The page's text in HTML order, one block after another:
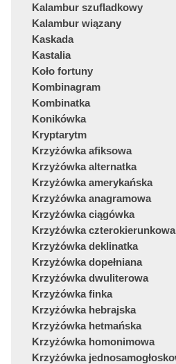
Kalambur szufladkowy
Kalambur wiązany
Kaskada
Kastalia
Koło fortuny
Kombinagram
Kombinatka
Konikówka
Kryptarytm
Krzyżówka afiksowa
Krzyżówka alternatka
Krzyżówka amerykańska
Krzyżówka anagramowa
Krzyżówka ciągówka
Krzyżówka czterokierunkowa
Krzyżówka deklinatka
Krzyżówka dopełniana
Krzyżówka dwuliterowa
Krzyżówka finka
Krzyżówka hebrajska
Krzyżówka hetmańska
Krzyżówka homonimowa
Krzyżówka